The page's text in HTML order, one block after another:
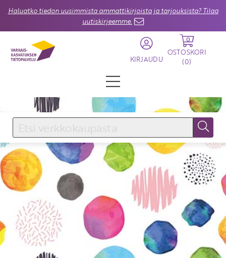
Haluatko tiedon uusimmista ammattikirjoista ja tarjouksista? Tilaa
uutiskirjeemme.
KIRJAUDU
0
OSTOSKORI
(0)
KIRJAUDU SISÄÄN
Käyttäjätunnus
Salasana
Unohtuiko salasana?
KIRJAUDU SISÄÄN